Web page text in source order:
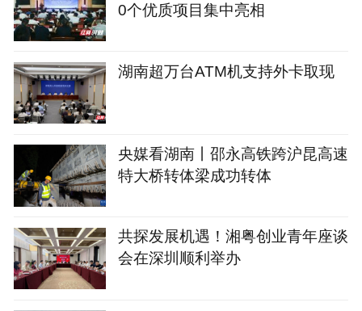
0个优质项目集中亮相
湖南超万台ATM机支持外卡取现
央媒看湖南丨邵永高铁跨沪昆高速
特大桥转体梁成功转体
共探发展机遇！湘粤创业青年座谈
会在深圳顺利举办